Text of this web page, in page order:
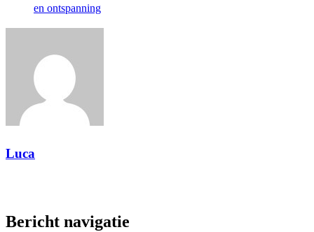
en ontspanning
Luca
Bericht navigatie